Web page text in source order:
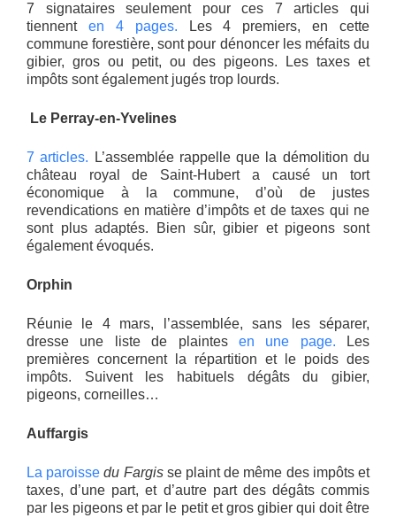
7 signataires seulement pour ces 7 articles qui
tiennent en 4 pages. Les 4 premiers, en cette
commune forestière, sont pour dénoncer les méfaits du
gibier, gros ou petit, ou des pigeons. Les taxes et
impôts sont également jugés trop lourds.
Le Perray-en-Yvelines
7 articles. L’assemblée rappelle que la démolition du
château royal de Saint-Hubert a causé un tort
économique à la commune, d’où de justes
revendications en matière d’impôts et de taxes qui ne
sont plus adaptés. Bien sûr, gibier et pigeons sont
également évoqués.
Orphin
Réunie le 4 mars, l’assemblée, sans les séparer,
dresse une liste de plaintes en une page. Les
premières concernent la répartition et le poids des
impôts. Suivent les habituels dégâts du gibier,
pigeons, corneilles…
Auffargis
La paroissedu Fargis se plaint de même des impôts et
taxes, d’une part, et d’autre part des dégâts commis
par les pigeons et par le petit et gros gibier qui doit être